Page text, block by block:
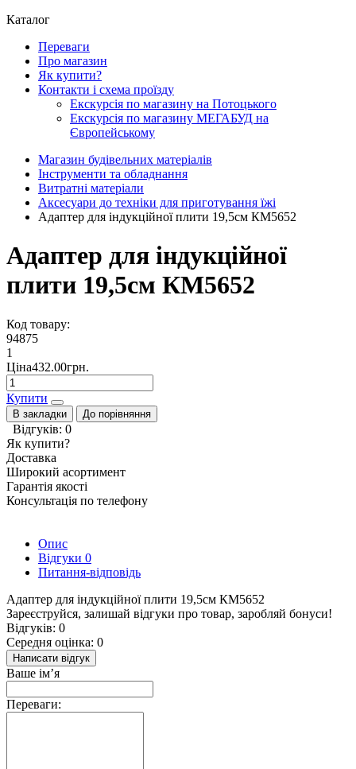
Каталог
Переваги
Про магазин
Як купити?
Контакти і схема проїзду
Екскурсія по магазину на Потоцького
Екскурсія по магазину МЕГАБУД на
Європейському
Магазин будівельних матеріалів
Інструменти та обладнання
Витратні матеріали
Аксесуари до техніки для приготування їжі
Адаптер для індукційної плити 19,5см КМ5652
Адаптер для індукційної
плити 19,5см КМ5652
Код товару:
94875
1
Ціна432.00грн.
Купити
В закладки До порівняння
Відгуків: 0
Як купити?
Доставка
Широкий асортимент
Гарантія якості
Консультація по телефону
Опис
Відгуки 0
Питання-відповідь
Адаптер для індукційної плити 19,5см КМ5652
Зареєструйся, залишай відгуки про товар, заробляй бонуси!
Відгуків: 0
Середня оцінка: 0
Написати відгук
Ваше ім’я
Переваги: